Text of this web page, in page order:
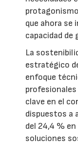
que ahora se
capacidad de
La
estratégico
enfoque
clave en el
dispuestos a
del 24,4 %
soluciones